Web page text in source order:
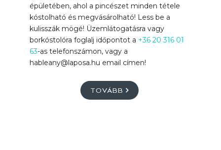
épületében, ahol a pincészet minden tétele
kóstolható és megvásárolható! Less be a
kulisszák mögé! Üzemlátogatásra vagy
borkóstolóra foglalj időpontot a +36 20 316 01
63-as telefonszámon, vagy a
hableany@laposa.hu email címen!
TOVÁBB